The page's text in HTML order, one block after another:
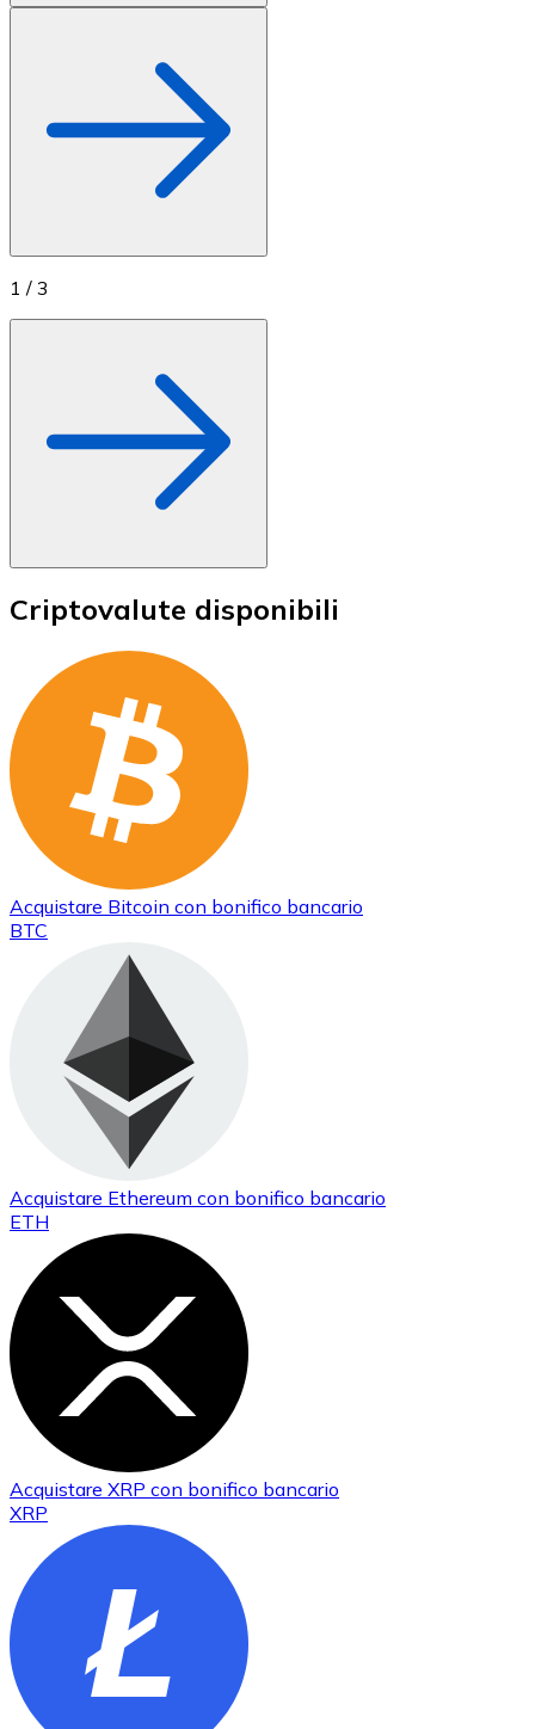
1 / 3
Criptovalute disponibili
Acquistare Bitcoin con bonifico bancario
BTC
Acquistare Ethereum con bonifico bancario
ETH
Acquistare XRP con bonifico bancario
XRP